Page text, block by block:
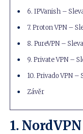
6. IPVanish –
7. Proton VPN –
8. PureVPN –
9. Private VPN –
10. Privado VPN –
Závěr
1. NordVPN